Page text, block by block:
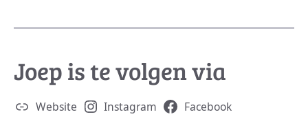
Joep is te volgen via
Website Instagram Facebook